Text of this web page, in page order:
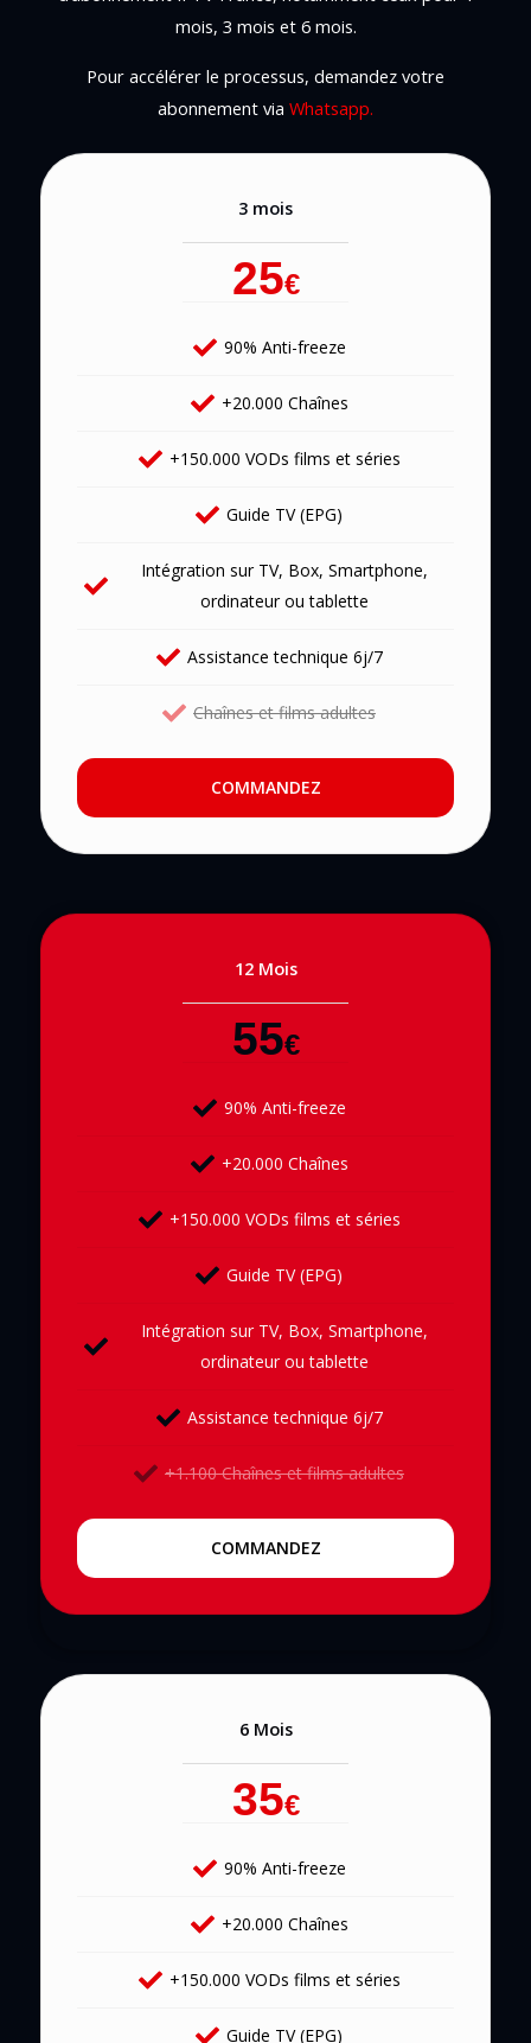
mois, 3 mois et 6 mois.
Pour accélérer le processus, demandez votre
abonnement via Whatsapp.
3 mois
25€
90% Anti-freeze
+20.000 Chaînes
+150.000 VODs films et séries
Guide TV (EPG)
Intégration sur TV, Box, Smartphone,
ordinateur ou tablette
Assistance technique 6j/7
Chaînes et films adultes
COMMANDEZ
12 Mois
55€
90% Anti-freeze
+20.000 Chaînes
+150.000 VODs films et séries
Guide TV (EPG)
Intégration sur TV, Box, Smartphone,
ordinateur ou tablette
Assistance technique 6j/7
+1.100 Chaînes et films adultes
COMMANDEZ
6 Mois
35€
90% Anti-freeze
+20.000 Chaînes
+150.000 VODs films et séries
Guide TV (EPG)